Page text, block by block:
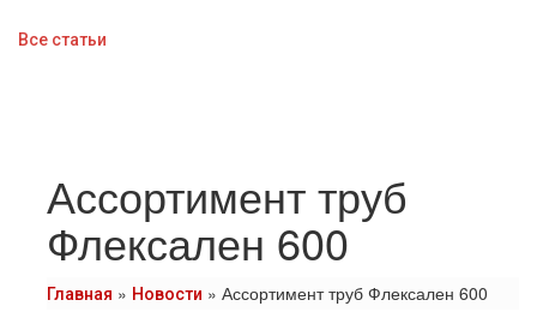
Все статьи
Ассортимент труб
Флексален 600
Главная » Новости » Ассортимент труб Флексален 600